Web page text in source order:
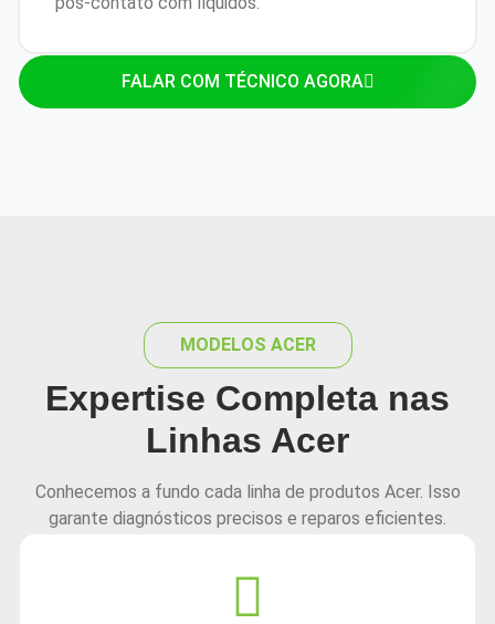
FALAR COM TÉCNICO AGORA
MODELOS ACER
Expertise Completa nas
Linhas Acer
Conhecemos a fundo cada linha de produtos Acer. Isso
garante diagnósticos precisos e reparos eficientes.